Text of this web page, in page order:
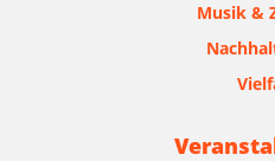
Musik &